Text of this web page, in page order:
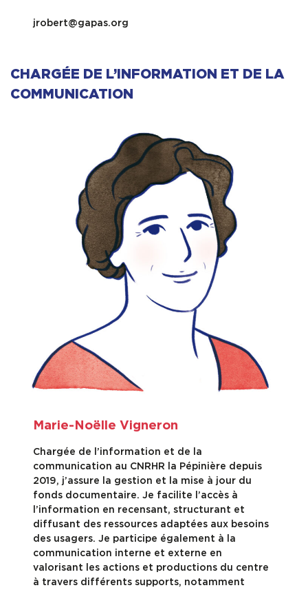
jrobert@gapas.org
CHARGÉE DE L’INFORMATION ET DE LA
COMMUNICATION
Marie-Noëlle Vigneron
Chargée de l’information et de la
communication au CNRHR la Pépinière depuis
2019, j’assure la gestion et la mise à jour du
fonds documentaire. Je facilite l’accès à
l’information en recensant, structurant et
diffusant des ressources adaptées aux besoins
des usagers. Je participe également à la
communication interne et externe en
valorisant les actions et productions du centre
à travers différents supports, notamment